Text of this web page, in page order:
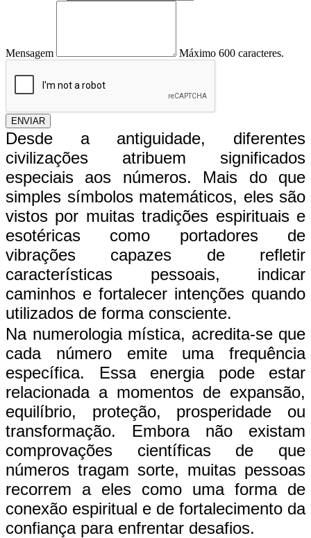
Mensagem Máximo 600 caracteres.
ENVIAR
Desde a antiguidade, diferentes
civilizações atribuem significados
especiais aos números. Mais do que
simples símbolos matemáticos, eles são
vistos por muitas tradições espirituais e
esotéricas como portadores de
vibrações capazes de refletir
características pessoais, indicar
caminhos e fortalecer intenções quando
utilizados de forma consciente.
Na numerologia mística, acredita-se que
cada número emite uma frequência
específica. Essa energia pode estar
relacionada a momentos de expansão,
equilíbrio, proteção, prosperidade ou
transformação. Embora não existam
comprovações científicas de que
números tragam sorte, muitas pessoas
recorrem a eles como uma forma de
conexão espiritual e de fortalecimento da
confiança para enfrentar desafios.